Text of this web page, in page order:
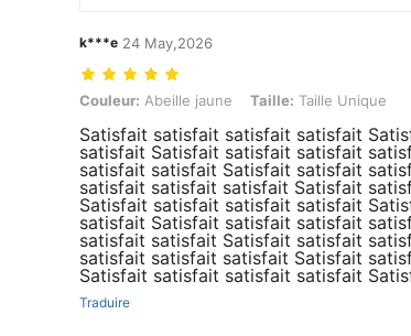
k***e 24 May,2026
Couleur: Abeille jaune, Taille: Taille Unique
Couleur: Abeille jaune Taille: Taille Unique
Satisfait satisfait satisfait satisfait
satisfait Satisfait satisfait satisfait
satisfait satisfait Satisfait satisfait
satisfait satisfait satisfait Satisfait
Satisfait satisfait satisfait satisfait
satisfait Satisfait satisfait satisfait
satisfait satisfait Satisfait satisfait
satisfait satisfait satisfait Satisfait
Satisfait satisfait satisfait satisfait
Traduire